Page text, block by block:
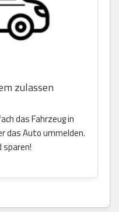
zulassen
das Fahrzeug in
das Auto ummelden.
sparen!